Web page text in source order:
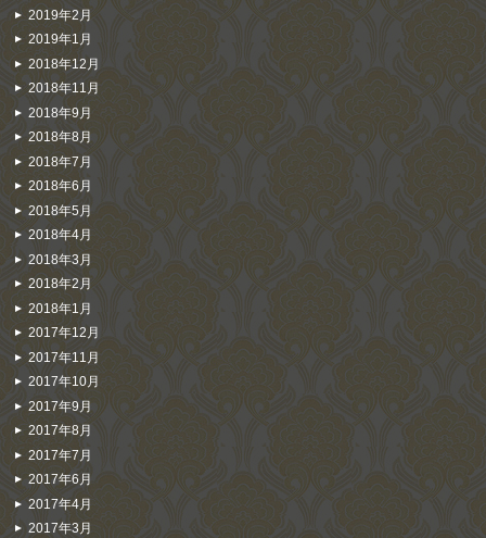
2019年2月
2019年1月
2018年12月
2018年11月
2018年9月
2018年8月
2018年7月
2018年6月
2018年5月
2018年4月
2018年3月
2018年2月
2018年1月
2017年12月
2017年11月
2017年10月
2017年9月
2017年8月
2017年7月
2017年6月
2017年4月
2017年3月